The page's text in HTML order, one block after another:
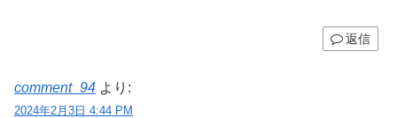
返信
comment_94 より:
2024年2月3日 4:44 PM